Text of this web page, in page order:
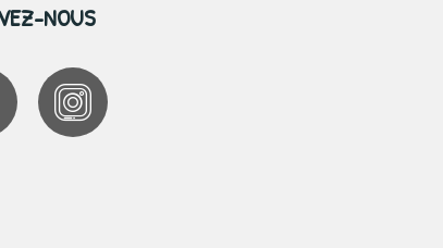
NOUS